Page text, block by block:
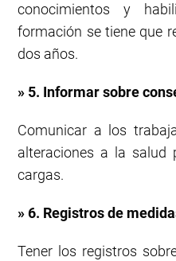
conocimientos y
formación se tiene que
dos años.
» 5. Informar sobre
Comunicar a los
alteraciones a la salud
cargas.
» 6. Registros de
Tener los registros